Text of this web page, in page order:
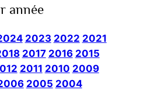
année
2023 2022 2021
2017 2016 2015
2011 2010 2009
2005 2004